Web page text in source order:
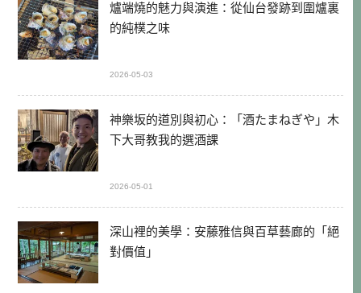
爐端燒的魅力與演進：從仙台發跡到圍爐裏
的純樸之味
2026-05-03
神樂坂的道別與初心：「酒たまねぎや」木
下大哥教我的選酒課
2026-05-01
深山裡的美學：安藤雅信與百草藝廊的「絕
對價值」